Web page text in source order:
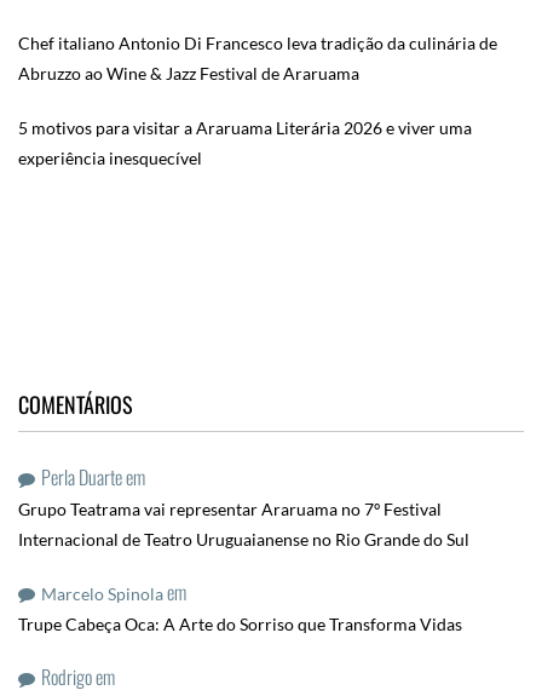
Chef italiano Antonio Di Francesco leva tradição da culinária de
Abruzzo ao Wine & Jazz Festival de Araruama
5 motivos para visitar a Araruama Literária 2026 e viver uma
experiência inesquecível
COMENTÁRIOS
Perla Duarteem
Grupo Teatrama vai representar Araruama no 7º Festival
Internacional de Teatro Uruguaianense no Rio Grande do Sul
Marcelo Spinolaem
Trupe Cabeça Oca: A Arte do Sorriso que Transforma Vidas
Rodrigoem